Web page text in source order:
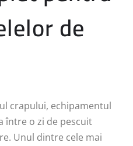
de
crapului, echipamentul
între o zi de pescuit
Unul dintre cele mai